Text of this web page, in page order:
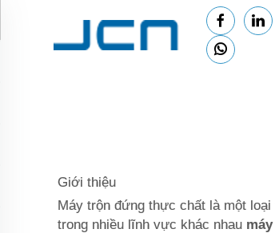
Giới thiệu
Máy trộn đứng thực chất là một
trong nhiều lĩnh vực khác nhau